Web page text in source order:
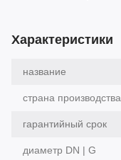
Характеристики
название
страна производства
гарантийный срок
диаметр DN | G